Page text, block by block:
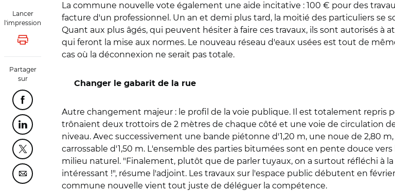
Lancer
l'impression
Lancer l'impression
Partager
sur
Partager cette page sur Facebook
Partager cette page sur Linkedin
Partager cette page sur Twitter
Partager cette page sur Courriel
La commune nouvelle vote également une aide incitative : 100 € pour des
facture d'un professionnel. Un an et demi plus tard, la moitié des particuliers
Quant aux plus âgés, qui peuvent hésiter à faire ces travaux, ils sont autorisés à
qui feront la mise aux normes. Le nouveau réseau d'eaux usées est tout de
cas où la déconnexion ne serait pas totale.
Changer le gabarit de la rue
Autre changement majeur : le profil de la voie publique. Il est totalement repris
trônaient deux trottoirs de 2 mètres de chaque côté et une voie de circulation
niveau. Avec successivement une bande piétonne d'1,20 m, une noue de 2,80
carrossable d'1,50 m. L'ensemble des parties bitumées sont en pente douce
milieu naturel. "Finalement, plutôt que de parler tuyaux, on a surtout réfléchi à
intéressant !", résume l'adjoint. Les travaux sur l'espace public débutent en
commune nouvelle vient tout juste de déléguer la compétence.